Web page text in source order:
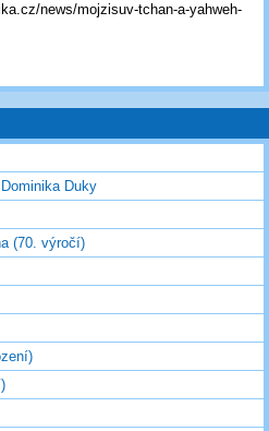
news/mojzisuv-tchan-a-yahweh-
Duky
(70. výročí)